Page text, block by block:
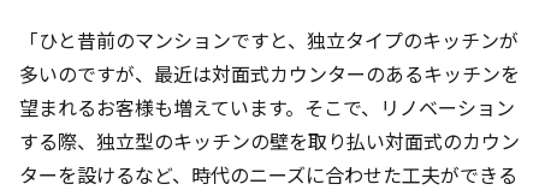
「ひと昔前のマンションですと、独立タイプのキッチンが
多いのですが、最近は対面式カウンターのあるキッチンを
望まれるお客様も増えています。そこで、リノベーション
する際、独立型のキッチンの壁を取り払い対面式のカウン
ターを設けるなど、時代のニーズに合わせた工夫ができる